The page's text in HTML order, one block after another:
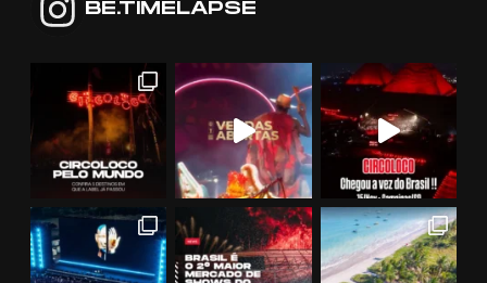
BE.TIMELAPSE